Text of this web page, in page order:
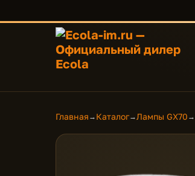
Главная → Каталог→Лампы GX70 →